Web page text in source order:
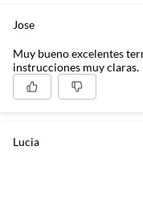
Jose
Muy bueno excelentes
instrucciones muy claras.
Lucia